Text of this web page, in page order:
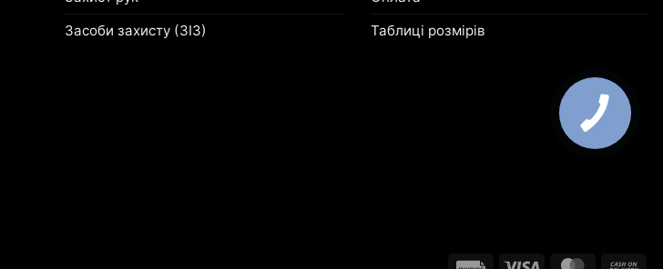
Засоби захисту (ЗІЗ)
Таблиці розмірів
Invoice Visa MasterCard